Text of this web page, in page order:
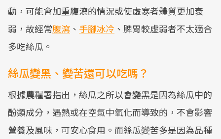
動，可能會加重腹瀉的情況或使虛寒者體質更加衰
弱，故經常腹瀉 、 手腳冰冷 、脾胃較虛弱者不太適合
多吃絲瓜。
絲瓜變黑、變苦還可以吃嗎？
根據農糧署指出，絲瓜之所以會變黑是因為絲瓜中的
酚類成分，遇熱或在空氣中氧化而導致的，不會影響
營養及風味，可安心食用。而絲瓜變苦多是因為品種